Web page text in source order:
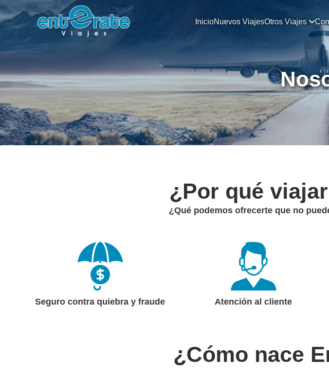
InicioNuevos ViajesOtros Viajes
¿Por qué
¿Qué podemos ofrecerte que no
Seguro contra quiebra y fraude Atención al cliente
¿Cómo nace